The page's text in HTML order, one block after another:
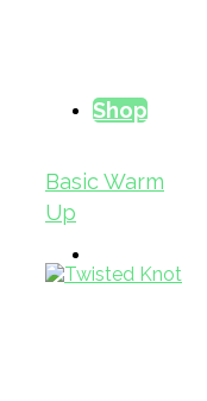
Shop
Basic Warm
Up